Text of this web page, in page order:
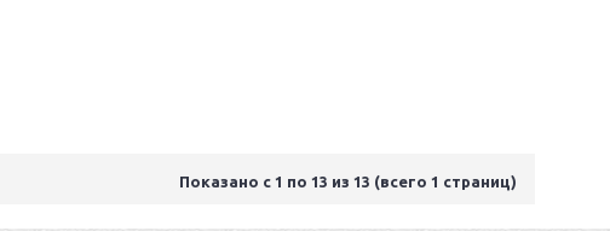
Показано с 1 по 13 из 13 (всего 1 страниц)